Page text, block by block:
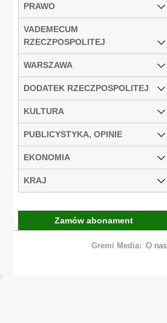
PRAWO
VADEMECUM
RZECZPOSPOLITEJ
WARSZAWA
DODATEK RZECZPOSPOLITEJ
KULTURA
PUBLICYSTYKA, OPINIE
EKONOMIA
KRAJ
Zamów abonament
Gremi Media: O nas